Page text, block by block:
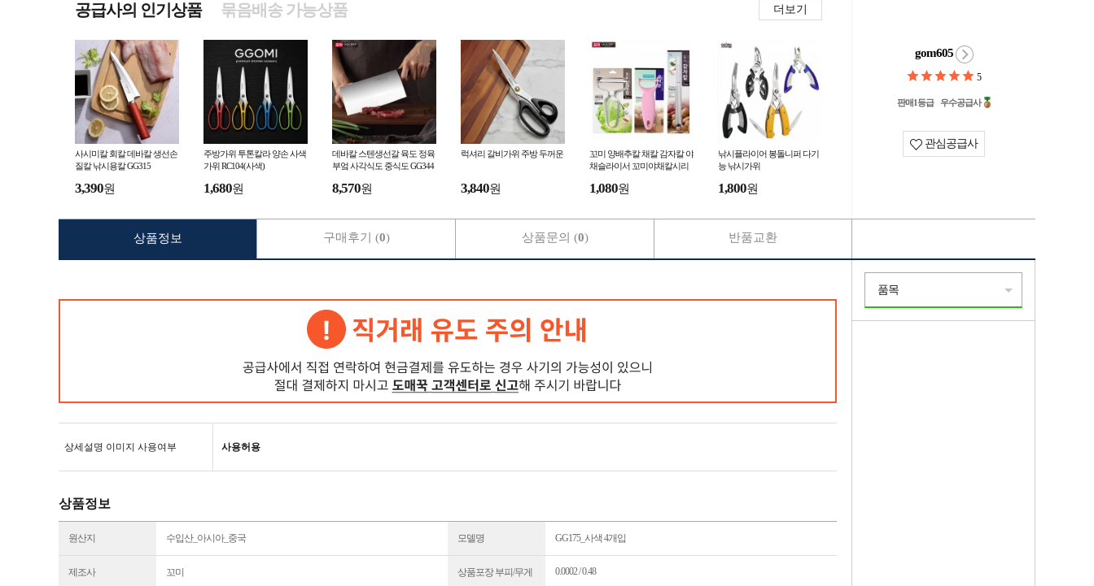
공급사의 인기상품 더보기
묶음배송 가능상품
사시미칼 회칼 데바칼 생선손
질칼 낚시용칼 GG315
3,390원
주방가위 투톤칼라 양손 사색
가위 RC104(사색)
1,680원
데바칼 스텐생선갈 육도 정육
부엌 사각식도 중식도 GG344
8,570원
럭셔리 갈비가위 주방 두꺼운
3,840원
꼬미 양배추칼 채칼 감자칼 야
채슬라이서 꼬미야채칼시리
1,080원
낚시플라이어 봉돌니퍼 다기
능 낚시가위
1,800원
gom605
5
판매1등급 우수공급사
관심공급사
상세설명 이미지 사용여부 사용허용
상품정보
원산지 수입산_아시아_중국 모델명 GG175_사색 4개입
제조사 꼬미 상품포장 부피/무게 0.0002 / 0.48
상품정보 구매후기 (0) 상품문의 (0) 반품교환
품목